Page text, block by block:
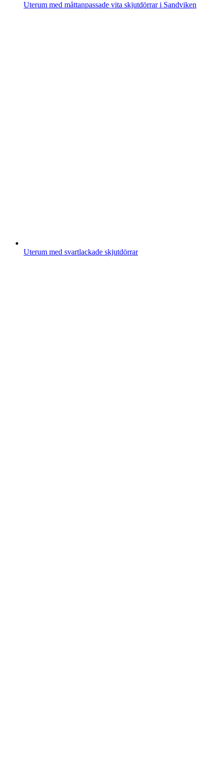
Uterum med måttanpassade vita skjutdörrar i Sandviken
Uterum med svartlackade skjutdörrar